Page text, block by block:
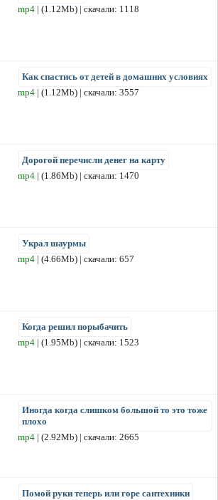
mp4 | (1.12Mb) | скачали: 1118
Как спастись от детей в домашних условиях
mp4 | (1.12Mb) | скачали: 3557
Дорогой перечисли денег на карту
mp4 | (1.86Mb) | скачали: 1470
Украл шаурмы
mp4 | (4.66Mb) | скачали: 657
Когда решил порыбачить
mp4 | (1.95Mb) | скачали: 1523
Иногда когда слишком большой то это тоже
плохо
mp4 | (2.92Mb) | скачали: 2665
Помой руки теперь или горе сантехники